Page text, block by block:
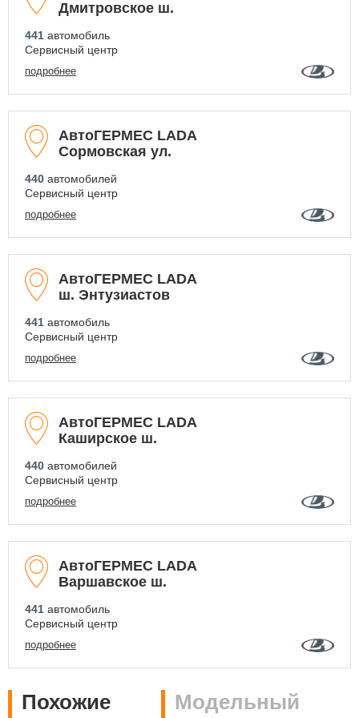
Дмитровское ш.
441 автомобиль
Сервисный центр
подробнее
АвтоГЕРМЕС LADA
Сормовская ул.
440 автомобилей
Сервисный центр
подробнее
АвтоГЕРМЕС LADA
ш. Энтузиастов
441 автомобиль
Сервисный центр
подробнее
АвтоГЕРМЕС LADA
Каширское ш.
440 автомобилей
Сервисный центр
подробнее
АвтоГЕРМЕС LADA
Варшавское ш.
441 автомобиль
Сервисный центр
подробнее
Похожие
Модельный